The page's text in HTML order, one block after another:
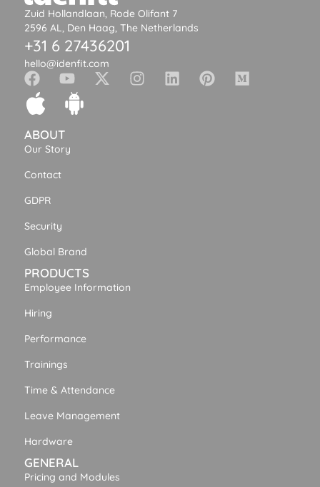
Zuid Hollandlaan, Rode Olifant 7
2596 AL, Den Haag, The Netherlands
+31 6 27436201
hello@idenfit.com
ABOUT
Our Story
Contact
GDPR
Security
Global Brand
PRODUCTS
Employee Information
Hiring
Performance
Trainings
Time & Attendance
Leave Management
Hardware
GENERAL
Pricing and Modules